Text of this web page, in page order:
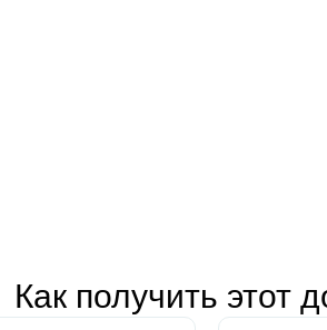
Как получить этот